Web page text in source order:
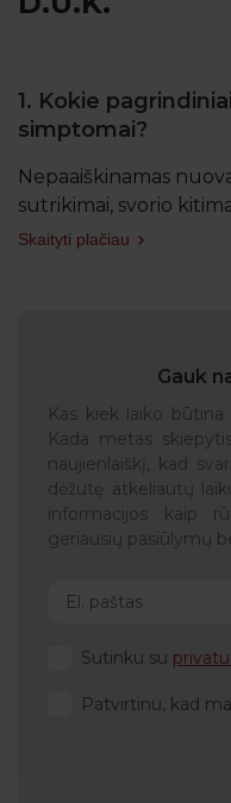
1. Kokie
simptomai?
Nepaaiškinamas
sutrikimai, svorio
sutrikimai, plaukų
Aštuonis kartus
sutrikimai kamuoja
dažniau simptomai
Kuo organizmui
sutrikimai?
susijusi su įvairiomis
Skaityti plačiau
Gauk
Kas kiek laiko
Kada metas
naujienlaiškį, kad
dėžutę atkeliautų
informacijos kaip
geriausių pasiūlymų
Sutinku su
Patvirtinu, kad